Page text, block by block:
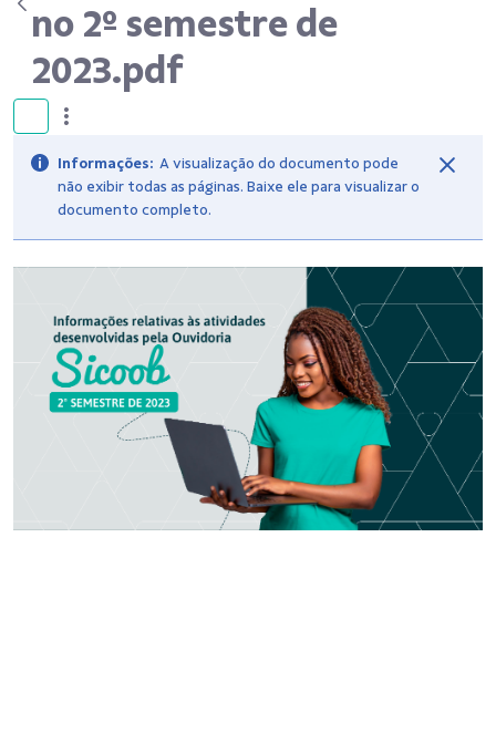
no 2º semestre de
2023.pdf
Informações: A visualização do documento pode
não exibir todas as páginas. Baixe ele para visualizar o
documento completo.